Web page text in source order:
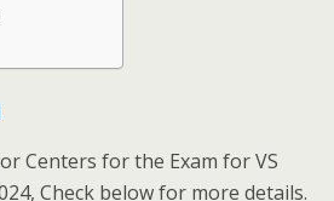
Centers for the Exam for VS
Check below for more details.